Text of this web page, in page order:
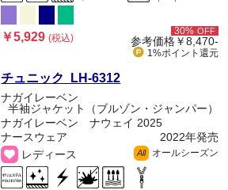
￥5,929(税込)
30% OFF
参考価格￥8,470-
1%ポイント 還元
チュニック LH-6312
ナガイレーベン
半袖ジャケット（ブルゾン・ジャンパー）
ナガイレーベン ナウェイ 2025
ナースウェア
2022年発売
レディース
All オールシーズン